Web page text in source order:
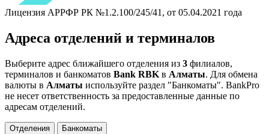
Лицензия АРРФР РК №1.2.100/245/41, от 05.04.2021 года
Адреса отделений и терминалов
Выберите адрес ближайшего отделения из 3 филиалов,
терминалов и банкоматов Bank RBK в Алматы. Для обмена
валюты в Алматы используйте раздел "Банкоматы". BankPro
не несет ответственность за предоставленные данные по
адресам отделений.
Отделения Банкоматы